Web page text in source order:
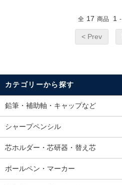
全 17 商品 1 -
< Prev
カテゴリーから探す
鉛筆・補助軸・キャップなど
シャープペンシル
芯ホルダー・芯研器・替え芯
ボールペン・マーカー